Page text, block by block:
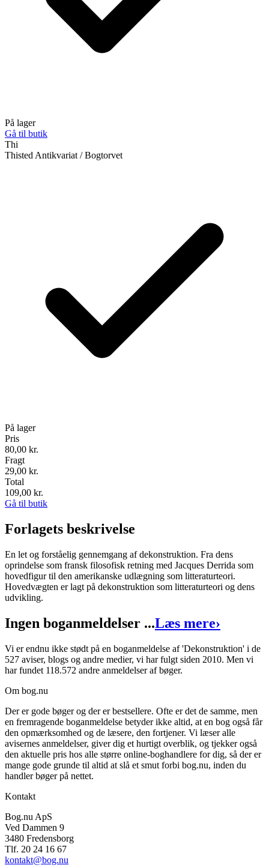
På lager
Gå til butik
Thi
Thisted Antikvariat / Bogtorvet
På lager
Pris
80,00 kr.
Fragt
29,00 kr.
Total
109,00 kr.
Gå til butik
Forlagets beskrivelse
En let og forståelig gennemgang af dekonstruktion. Fra dens
oprindelse som fransk filosofisk retning med Jacques Derrida som
hovedfigur til den amerikanske udlægning som litteraturteori.
Hovedvægten er lagt på dekonstruktion som litteraturteori og dens
udvikling.
Ingen boganmeldelser ...Læs mere›
Vi er endnu ikke stødt på en boganmeldelse af 'Dekonstruktion' i de
527 aviser, blogs og andre medier, vi har fulgt siden 2010. Men vi
har fundet 118.572 andre anmeldelser af bøger.
Om bog.nu
Der er gode bøger og der er bestsellere. Ofte er det de samme, men
en fremragende boganmeldelse betyder ikke altid, at en bog også får
den opmærksomhed og de læsere, den fortjener. Vi læser alle
avisernes anmeldelser, giver dig et hurtigt overblik, og tjekker også
den aktuelle pris hos alle større online-boghandlere for dig, så der er
mange gode grunde til altid at slå et smut forbi bog.nu, inden du
handler bøger på nettet.
Kontakt
Bog.nu ApS
Ved Dammen 9
3480 Fredensborg
Tlf. 20 24 16 67
kontakt@bog.nu